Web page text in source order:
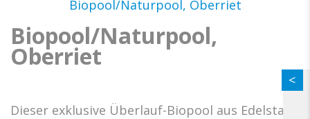
Biopool/Naturpool, Oberriet
Biopool/Naturpool,
Oberriet
Dieser exklusive Überlauf-Biopool aus Edelstahl